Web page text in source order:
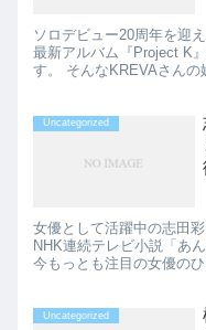
ソロデビュー20周年を迎
最新アルバム『Project K
す。 そんなKREVAさんの
Uncategorized
女優として活躍中の志田
NHK連続テレビ小説「あ
今もっとも注目の女優の
Uncategorized